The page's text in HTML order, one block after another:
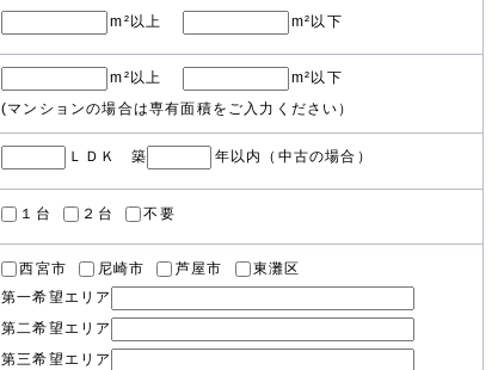
m²以上 m²以下
m²以上
m²以下
(マンションの場合は専有面積をご入力ください）
ＬＤＫ 築 年以内（中古の場合）
１台 ２台 不要
西宮市 尼崎市 芦屋市
東灘区
第一希望エリア
第二希望エリア
第三希望エリア